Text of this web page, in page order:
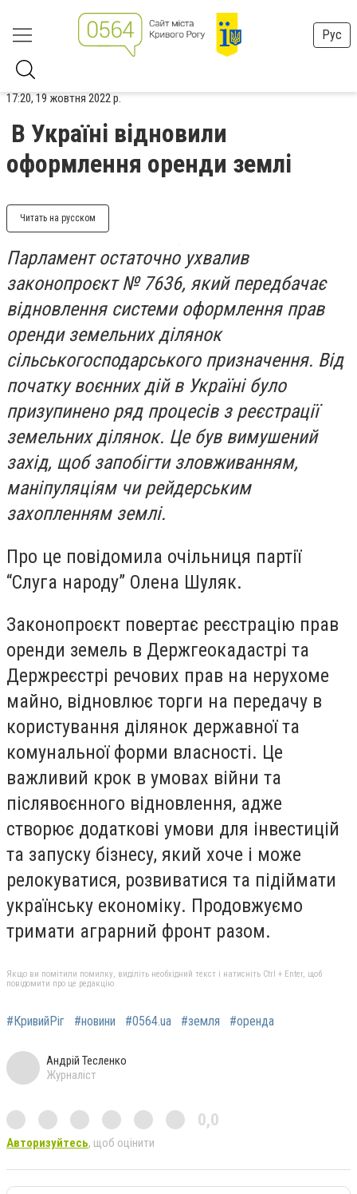
Рус
17:20, 19 жовтня 2022 р.
В Україні відновили
оформлення оренди землі
Читать на русском
Парламент остаточно ухвалив
законопроєкт № 7636, який передбачає
відновлення системи оформлення прав
оренди земельних ділянок
сільськогосподарського призначення. Від
початку воєнних дій в Україні було
призупинено ряд процесів з реєстрації
земельних ділянок. Це був вимушений
захід, щоб запобігти зловживанням,
маніпуляціям чи рейдерським
захопленням землі.
Про це повідомила очільниця партії
“Слуга народу” Олена Шуляк.
Законопроєкт повертає реєстрацію прав
оренди земель в Держгеокадастрі та
Держреєстрі речових прав на нерухоме
майно, відновлює торги на передачу в
користування ділянок державної та
комунальної форми власності. Це
важливий крок в умовах війни та
післявоєнного відновлення, адже
створює додаткові умови для інвестицій
та запуску бізнесу, який хоче і може
релокуватися, розвиватися та підіймати
українську економіку. Продовжуємо
тримати аграрний фронт разом.
Якщо ви помітили помилку, виділіть необхідний текст і натисніть Ctrl + Enter, щоб
повідомити про це редакцію
#КривийРіг #новини #0564.ua #земля #оренда
Андрій Тесленко
Журналіст
0,0
Авторизуйтесь, щоб оцінити